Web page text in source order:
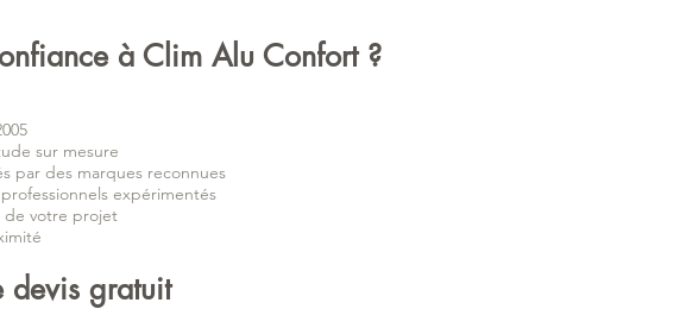
à Clim Alu Confort ?
sur mesure
par des marques reconnues
expérimentés
votre projet
devis gratuit